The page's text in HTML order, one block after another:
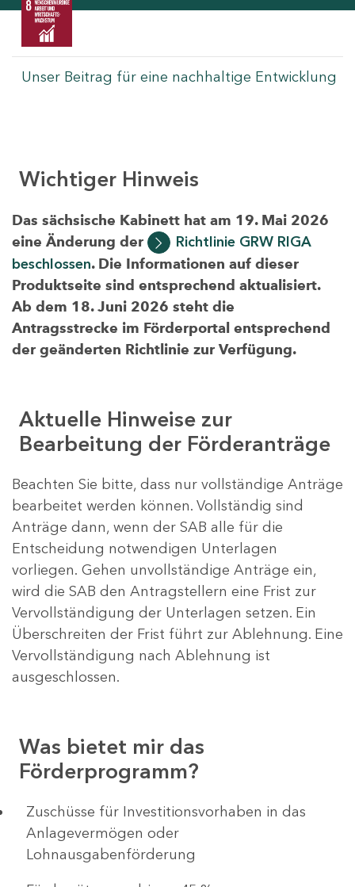
Unser Beitrag für eine nachhaltige Entwicklung
Wichtiger Hinweis
Das sächsische Kabinett hat am 19. Mai 2026
eine Änderung der
Richtlinie GRW RIGA
beschlossen. Die Informationen auf dieser
Produktseite sind entsprechend aktualisiert.
Ab dem 18. Juni 2026 steht die
Antragsstrecke im Förderportal entsprechend
der geänderten Richtlinie zur Verfügung.
Aktuelle Hinweise zur
Bearbeitung der Förderanträge
Beachten Sie bitte, dass nur vollständige Anträge
bearbeitet werden können. Vollständig sind
Anträge dann, wenn der SAB alle für die
Entscheidung notwendigen Unterlagen
vorliegen. Gehen unvollständige Anträge ein,
wird die SAB den Antragstellern eine Frist zur
Vervollständigung der Unterlagen setzen. Ein
Überschreiten der Frist führt zur Ablehnung. Eine
Vervollständigung nach Ablehnung ist
ausgeschlossen.
Was bietet mir das
Förderprogramm?
​​​​​​Zuschüsse für Investitionsvorhaben in das
Anlagevermögen oder
Lohnausgabenförderung